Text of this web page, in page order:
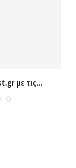
με τις...